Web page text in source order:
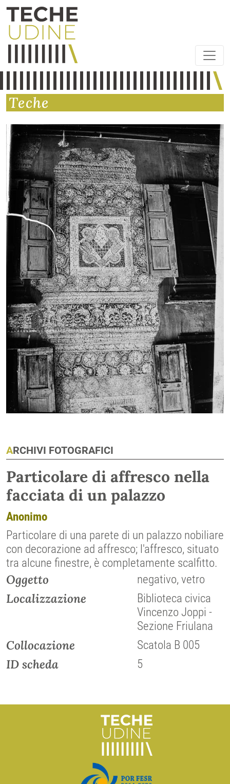
Teche
ARCHIVI FOTOGRAFICI
Particolare di affresco nella
facciata di un palazzo
Anonimo
Particolare di una parete di un palazzo nobiliare
con decorazione ad affresco; l'affresco, situato
tra alcune finestre, è completamente scalfitto.
Oggetto negativo, vetro
Localizzazione
Biblioteca civica
Vincenzo Joppi -
Sezione Friulana
Collocazione Scatola B 005
ID scheda 5